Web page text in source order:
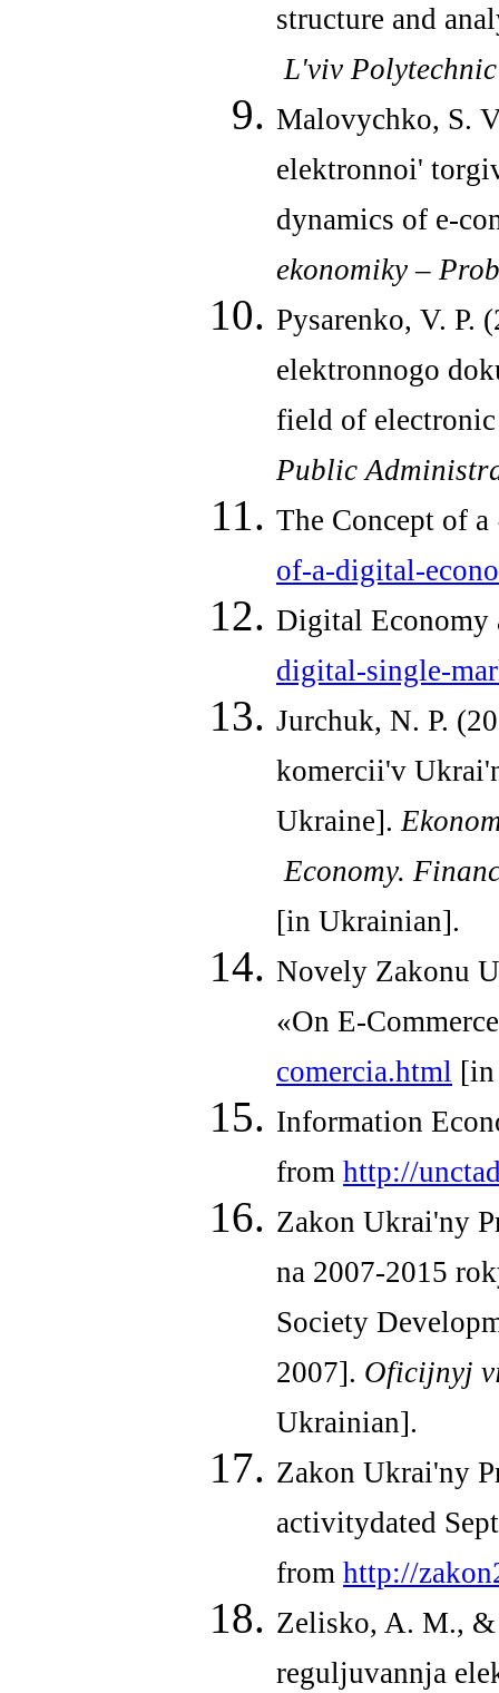
structure and
L'viv
Malovychko, S.
elektronnoi'
dynamics of e-
ekonomiky–
Pysarenko, V. P.
elektronnogo
field of
Public
The Concept of
of-a-digital-
Digital Economy
digital-single-
Jurchuk, N. P.
komercii'v
Ukraine].
Economy.
[in Ukrainian].
Novely Zakonu
«On E-
comercia.html
Information
from http://
Zakon Ukrai'ny
na 2007-2015
Society
2007]. Oficijnyj
Ukrainian].
Zakon Ukrai'ny
activitydated
from http://
Zelisko, A. M., &
reguljuvannja